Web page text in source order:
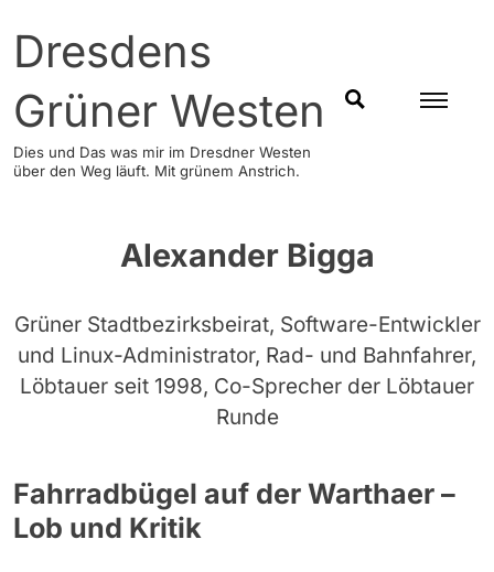
content
Dresdens
Grüner Westen
Dies und Das was mir im Dresdner Westen
über den Weg läuft. Mit grünem Anstrich.
SUCHEN
Alexander Bigga
Grüner Stadtbezirksbeirat, Software-Entwickler
und Linux-Administrator, Rad- und Bahnfahrer,
Löbtauer seit 1998, Co-Sprecher der Löbtauer
Runde
Fahrradbügel auf der Warthaer –
Lob und Kritik